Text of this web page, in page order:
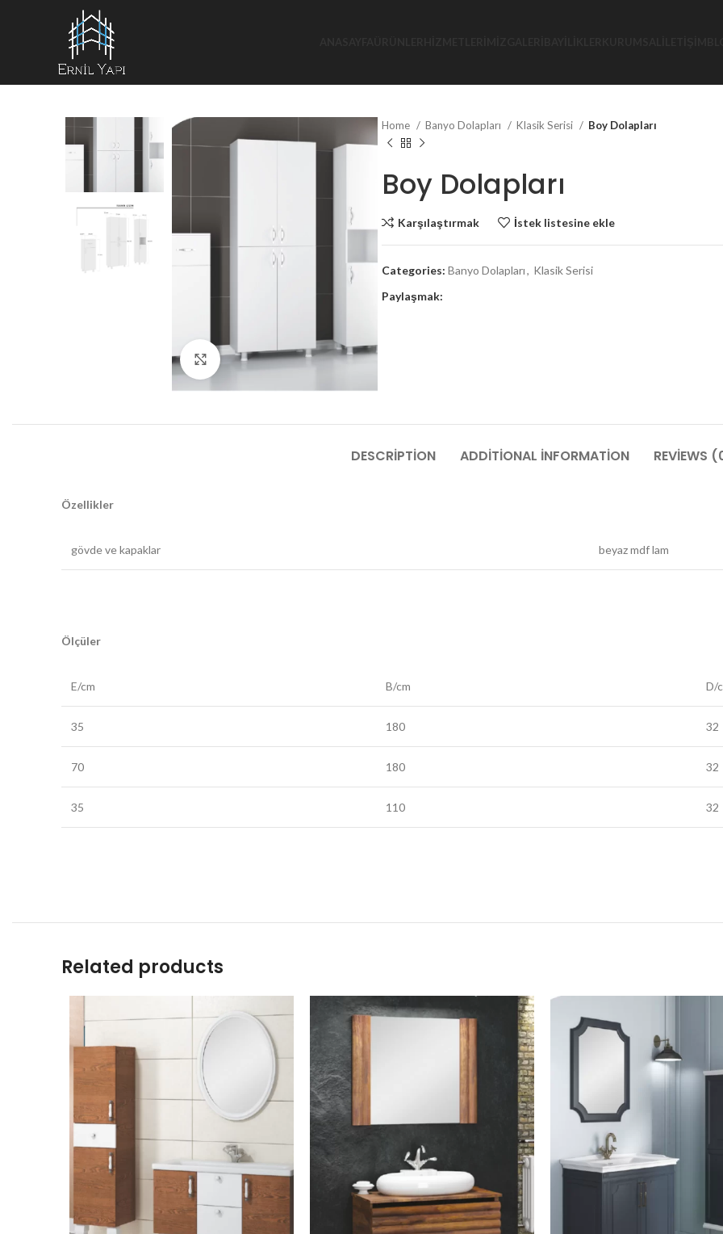
Büyütmek için tıklayın
Home Banyo Dolapları Klasik Serisi Boy Dolapları
Boy Dolapları
Karşılaştırmak İstek listesine ekle
Categories: Banyo Dolapları, Klasik Serisi
Paylaşmak:
DESCRIPTION ADDITIONAL INFORMATION REVIEWS
Özellikler
gövde ve kapaklar beyaz mdf lam
Ölçüler
E/cm B/cm D/
35 180 32
70 180 32
35 110 32
Related products